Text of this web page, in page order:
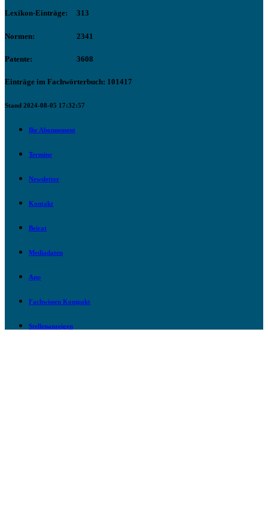
Lexikon-Einträge: 313
Normen: 2341
Patente: 3608
Einträge im Fachwörterbuch: 101417
Stand 2024-08-05 17:32:57
Ihr Abonnement
Termine
Newsletter
Kontakt
Beirat
Mediadaten
App
Fachwissen Kompakt
Stellenanzeigen